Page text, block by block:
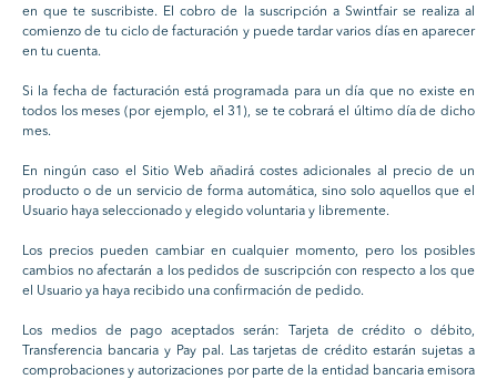
en que te suscribiste. El cobro de la suscripción a Swintfair se realiza al
comienzo de tu ciclo de facturación y puede tardar varios días en aparecer
en tu cuenta.
Si la fecha de facturación está programada para un día que no existe en
todos los meses (por ejemplo, el 31), se te cobrará el último día de dicho
mes.
En ningún caso el Sitio Web añadirá costes adicionales al precio de un
producto o de un servicio de forma automática, sino solo aquellos que el
Usuario haya seleccionado y elegido voluntaria y libremente.
Los precios pueden cambiar en cualquier momento, pero los posibles
cambios no afectarán a los pedidos de suscripción con respecto a los que
el Usuario ya haya recibido una confirmación de pedido.
Los medios de pago aceptados serán: Tarjeta de crédito o débito,
Transferencia bancaria y Pay pal. Las tarjetas de crédito estarán sujetas a
comprobaciones y autorizaciones por parte de la entidad bancaria emisora